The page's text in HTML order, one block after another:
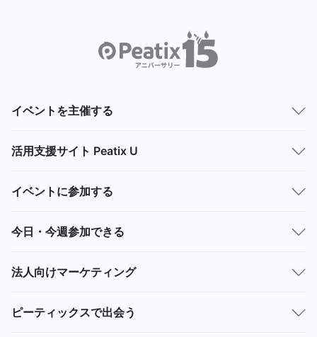
イベントを主催する
活用支援サイト Peatix U
イベントに参加する
今日・今週参加できる
法人向けマーケティング
ピーティックスで出会う